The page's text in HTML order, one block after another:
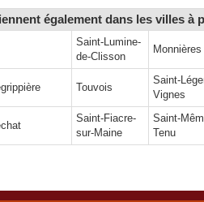
également dans les villes à
Saint-Lumine-
de-Clisson
Monnières
Touvois
Saint-
Vignes
Saint-Fiacre-
sur-Maine
Saint-
Tenu